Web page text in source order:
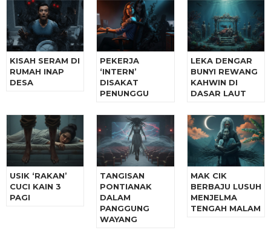
KISAH SERAM DI
RUMAH INAP
DESA
PEKERJA
‘INTERN’
DISAKAT
PENUNGGU
LEKA DENGAR
BUNYI REWANG
KAHWIN DI
DASAR LAUT
USIK ‘RAKAN’
CUCI KAIN 3
PAGI
TANGISAN
PONTIANAK
DALAM
PANGGUNG
WAYANG
MAK CIK
BERBAJU LUSUH
MENJELMA
TENGAH MALAM